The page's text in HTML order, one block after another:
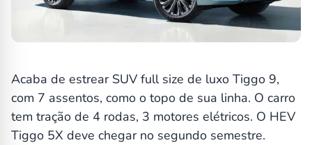
Acaba de estrear SUV full size de luxo Tiggo 9,
com 7 assentos, como o topo de sua linha. O carro
tem tração de 4 rodas, 3 motores elétricos. O HEV
Tiggo 5X deve chegar no segundo semestre.